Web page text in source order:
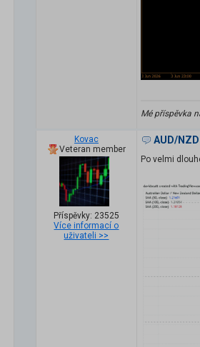
Mé příspěvka
Kovac
Veteran member
Příspěvky: 23525
Více informací o
uživateli >>
AUD/NZD
Po velmi